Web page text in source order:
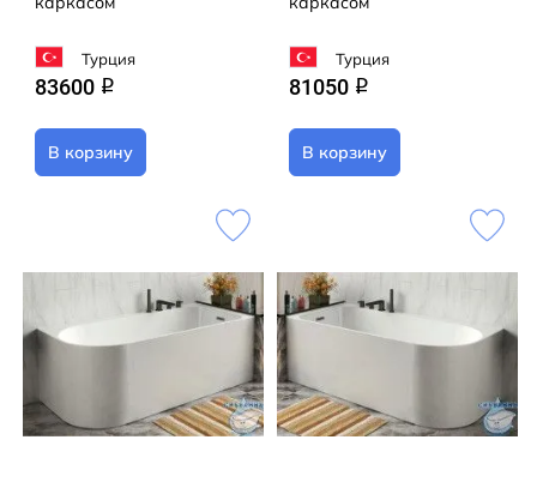
Турция
83600 q
В корзину
Турция
81050 q
В корзину